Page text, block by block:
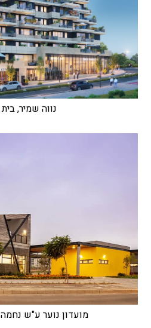
נווה שמיר,
מועדון נוער ע"ש נחמה